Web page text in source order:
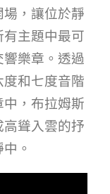
，讓位於靜
主題中最可
樂章。透過
和七度音階
，布拉姆斯
聳入雲的抒
。